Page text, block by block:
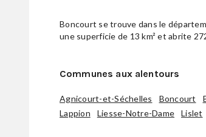
Boncourt se trouve dans le
une superficie de 13 km² et abrite
Communes aux alentours
Agnicourt-et-Séchelles Boncourt
Lappion
Liesse-Notre-Dame Lislet